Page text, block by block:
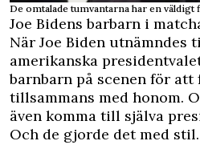
De omtalade tumvantarna har en
Joe Bidens barbarn i
När Joe Biden utnämndes
amerikanska
barnbarn på scenen för att
tillsammans med honom.
även komma till själva
Och de gjorde det med stil.